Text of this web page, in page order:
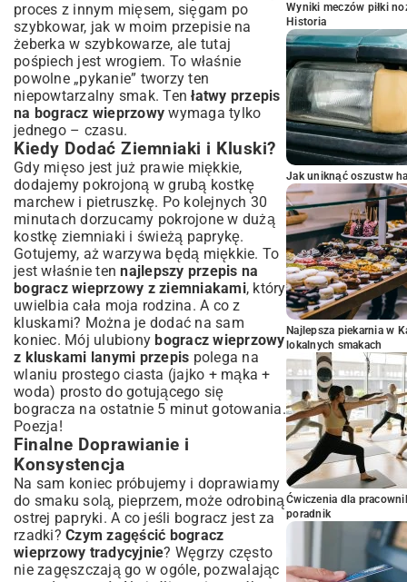
proces z innym mięsem, sięgam po
szybkowar, jak w moim przepisie na
żeberka w szybkowarze, ale tutaj
pośpiech jest wrogiem. To właśnie
powolne „pykanie” tworzy ten
niepowtarzalny smak. Tenłatwy przepis
na bogracz wieprzowy wymaga tylko
jednego – czasu.
Kiedy Dodać Ziemniaki i Kluski?
Gdy mięso jest już prawie miękkie,
dodajemy pokrojoną w grubą kostkę
marchew i pietruszkę. Po kolejnych 30
minutach dorzucamy pokrojone w dużą
kostkę ziemniaki i świeżą paprykę.
Gotujemy, aż warzywa będą miękkie. To
jest właśnie tennajlepszy przepis na
bogracz wieprzowy z ziemniakami, który
uwielbia cała moja rodzina. A co z
kluskami? Można je dodać na sam
koniec. Mój ulubionybogracz wieprzowy
z kluskami lanymi przepis polega na
wlaniu prostego ciasta (jajko + mąka +
woda) prosto do gotującego się
bogracza na ostatnie 5 minut gotowania.
Poezja!
Finalne Doprawianie i
Konsystencja
Na sam koniec próbujemy i doprawiamy
do smaku solą, pieprzem, może odrobiną
ostrej papryki. A co jeśli bogracz jest za
rzadki? Czym zagęścić bogracz
wieprzowy tradycyjnie? Węgrzy często
nie zagęszczają go w ogóle, pozwalając
Wyniki meczów piłki
Historia
Jak uniknąć oszustw
Najlepsza piekarnia w
lokalnych smakach
Ćwiczenia dla
poradnik